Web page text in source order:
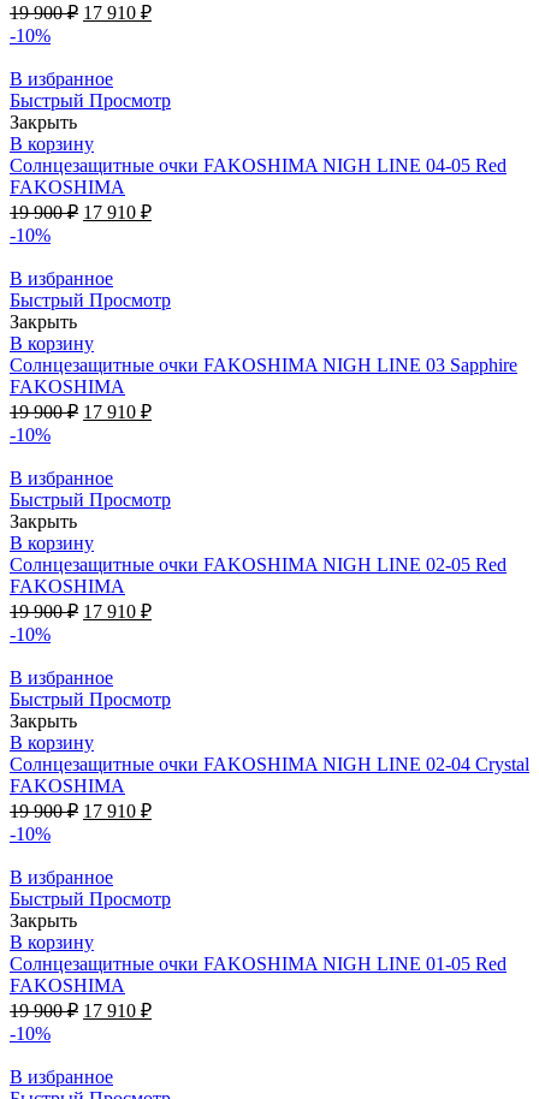
19 900₽ 17 910 ₽
-10%
В избранное
Быстрый Просмотр
Закрыть
В корзину
Солнцезащитные очки FAKOSHIMA NIGH LINE 04-05 Red
FAKOSHIMA
19 900₽ 17 910 ₽
-10%
В избранное
Быстрый Просмотр
Закрыть
В корзину
Солнцезащитные очки FAKOSHIMA NIGH LINE 03 Sapphire
FAKOSHIMA
19 900₽ 17 910 ₽
-10%
В избранное
Быстрый Просмотр
Закрыть
В корзину
Солнцезащитные очки FAKOSHIMA NIGH LINE 02-05 Red
FAKOSHIMA
19 900₽ 17 910 ₽
-10%
В избранное
Быстрый Просмотр
Закрыть
В корзину
Солнцезащитные очки FAKOSHIMA NIGH LINE 02-04 Crystal
FAKOSHIMA
19 900₽ 17 910 ₽
-10%
В избранное
Быстрый Просмотр
Закрыть
В корзину
Солнцезащитные очки FAKOSHIMA NIGH LINE 01-05 Red
FAKOSHIMA
19 900₽ 17 910 ₽
-10%
В избранное